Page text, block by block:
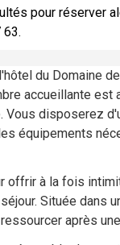
pour réserver
du Domaine
accueillante
Vous disposerez
équipements
offrir à la fois
Située dans
après une